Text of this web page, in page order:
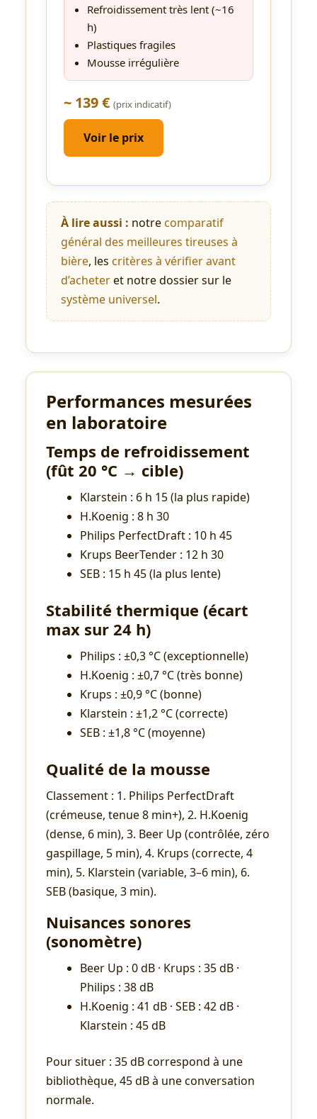
Refroidissement très lent (~16
h)
Plastiques fragiles
Mousse irrégulière
~ 139 € (prix indicatif)
Voir le prix
À lire aussi : notrecomparatif
général des meilleures tireuses à
bière, les critères à vérifier avant
d’acheteret notre dossier sur le
système universel.
Performances mesurées
en laboratoire
Temps de refroidissement
(fût 20 °C → cible)
Klarstein : 6 h 15 (la plus rapide)
H.Koenig : 8 h 30
Philips PerfectDraft : 10 h 45
Krups BeerTender : 12 h 30
SEB : 15 h 45 (la plus lente)
Stabilité thermique (écart
max sur 24 h)
Philips : ±0,3 °C (exceptionnelle)
H.Koenig : ±0,7 °C (très bonne)
Krups : ±0,9 °C (bonne)
Klarstein : ±1,2 °C (correcte)
SEB : ±1,8 °C (moyenne)
Qualité de la mousse
Classement : 1. Philips PerfectDraft
(crémeuse, tenue 8 min+), 2. H.Koenig
(dense, 6 min), 3. Beer Up (contrôlée, zéro
gaspillage, 5 min), 4. Krups (correcte, 4
min), 5. Klarstein (variable, 3–6 min), 6.
SEB (basique, 3 min).
Nuisances sonores
(sonomètre)
Beer Up : 0 dB · Krups : 35 dB ·
Philips : 38 dB
H.Koenig : 41 dB · SEB : 42 dB ·
Klarstein : 45 dB
Pour situer : 35 dB correspond à une
bibliothèque, 45 dB à une conversation
normale.